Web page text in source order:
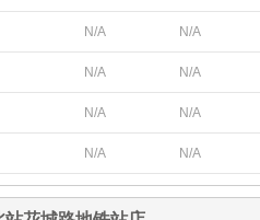
N/A N/A
N/A N/A
N/A N/A
N/A N/A